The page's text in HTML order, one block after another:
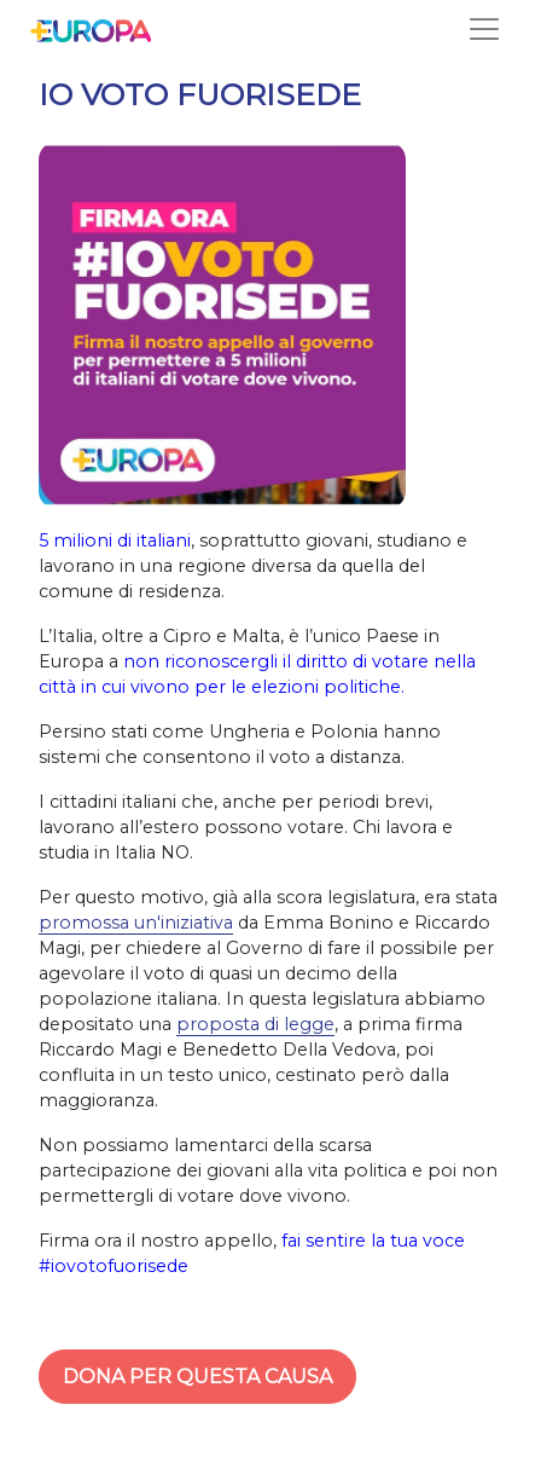
IO VOTO FUORISEDE
5 milioni di italiani, soprattutto giovani, studiano e
lavorano in una regione diversa da quella del
comune di residenza.
L’Italia, oltre a Cipro e Malta, è l’unico Paese in
Europa a non riconoscergli il diritto di votare nella
città in cui vivono per le elezioni politiche.
Persino stati come Ungheria e Polonia hanno
sistemi che consentono il voto a distanza.
I cittadini italiani che, anche per periodi brevi,
lavorano all’estero possono votare. Chi lavora e
studia in Italia NO.
Per questo motivo, già alla scora legislatura, era stata
promossa un'iniziativa da Emma Bonino e Riccardo
Magi, per chiedere al Governo di fare il possibile per
agevolare il voto di quasi un decimo della
popolazione italiana. In questa legislatura abbiamo
depositato una proposta di legge, a prima firma
Riccardo Magi e Benedetto Della Vedova, poi
confluita in un testo unico, cestinato però dalla
maggioranza.
Non possiamo lamentarci della scarsa
partecipazione dei giovani alla vita politica e poi non
permettergli di votare dove vivono.
Firma ora il nostro appello, fai sentire la tua voce
#iovotofuorisede
DONA PER QUESTA CAUSA